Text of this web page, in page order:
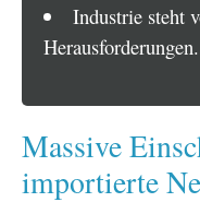
Industrie steht
Herausforderungen.
Massive
importierte